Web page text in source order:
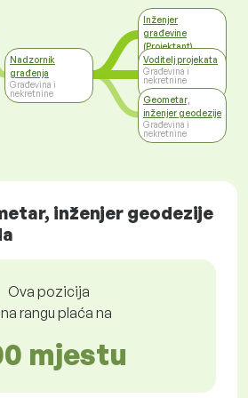
Nadzornik
građenja
Građevina i
nekretnine
Inženjer
građevine
(Projektant)
Građevina i
nekretnine
Voditelj projekata
Građevina i
nekretnine
Geometar,
inženjer geodezije
Građevina i
nekretnine
inženjer geodezije
Ova pozicija
rangu plaća na
mjestu